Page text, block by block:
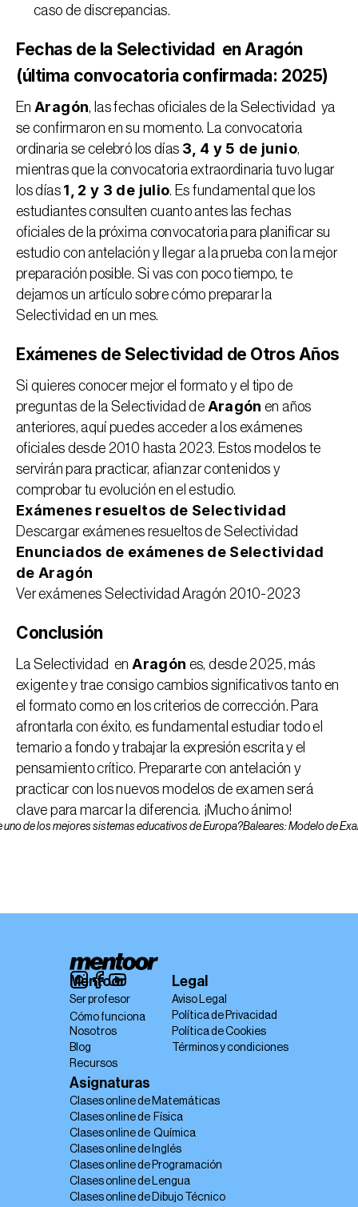
caso de discrepancias.
Fechas de la Selectividad  en Aragón
(última convocatoria confirmada: 2025)
En Aragón, las fechas oficiales de la Selectividad ya
se confirmaron en su momento. La convocatoria
ordinaria se celebró los días 3, 4 y 5 de junio,
mientras que la convocatoria extraordinaria tuvo lugar
los días 1, 2 y 3 de julio. Es fundamental que los
estudiantes consulten cuanto antes las fechas
oficiales de la próxima convocatoria para planificar su
estudio con antelación y llegar a la prueba con la mejor
preparación posible. Si vas con poco tiempo, te
dejamos un artículo sobre cómo preparar la
Selectividad en un mes.
Exámenes de Selectividad de Otros Años
Si quieres conocer mejor el formato y el tipo de
preguntas de la Selectividad de Aragón en años
anteriores, aquí puedes acceder a los exámenes
oficiales desde 2010 hasta 2023. Estos modelos te
servirán para practicar, afianzar contenidos y
comprobar tu evolución en el estudio.
Exámenes resueltos de Selectividad
Descargar exámenes resueltos de Selectividad
Enunciados de exámenes de Selectividad
de Aragón
Ver exámenes Selectividad Aragón 2010-2023
Conclusión
La Selectividad  en Aragón es, desde 2025, más
exigente y trae consigo cambios significativos tanto en
el formato como en los criterios de corrección. Para
afrontarla con éxito, es fundamental estudiar todo el
temario a fondo y trabajar la expresión escrita y el
pensamiento crítico. Prepararte con antelación y
practicar con los nuevos modelos de examen será
clave para marcar la diferencia. ¡Mucho ánimo!
uno de los mejores sistemas educativos de Europa?Baleares: Modelo de
Mentoor
Ser profesor
Cómo funciona
Nosotros
Blog
Recursos
Legal
Aviso Legal
Política de Privacidad
Política de Cookies
Términos y condiciones
Asignaturas
Clases online de Matemáticas
Clases online de  Física
Clases online de  Química
Clases online de Inglés
Clases online de Programación
Clases online de Lengua
Clases online de Dibujo Técnico